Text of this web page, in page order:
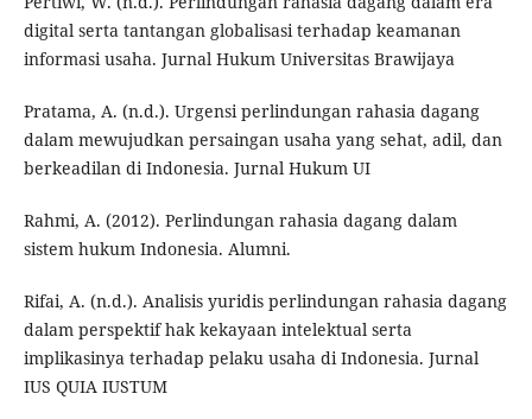
digital serta tantangan globalisasi terhadap keamanan
informasi usaha. Jurnal Hukum Universitas Brawijaya
Pratama, A. (n.d.). Urgensi perlindungan rahasia dagang
dalam mewujudkan persaingan usaha yang sehat, adil, dan
berkeadilan di Indonesia. Jurnal Hukum UI
Rahmi, A. (2012). Perlindungan rahasia dagang dalam
sistem hukum Indonesia. Alumni.
Rifai, A. (n.d.). Analisis yuridis perlindungan rahasia dagang
dalam perspektif hak kekayaan intelektual serta
implikasinya terhadap pelaku usaha di Indonesia. Jurnal
IUS QUIA IUSTUM